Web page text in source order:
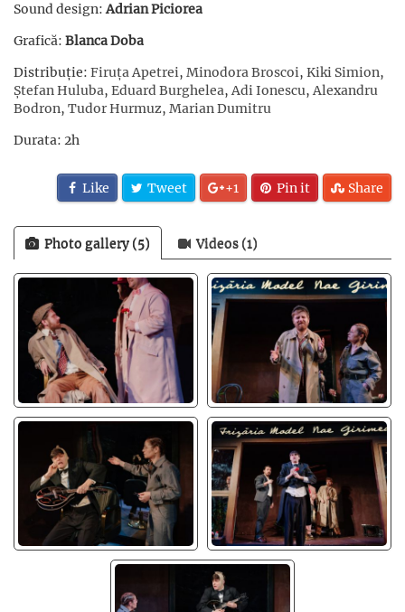
Sound design:Adrian Piciorea
Grafică: Blanca Doba
Distribuție: Firuța Apetrei, Minodora Broscoi, Kiki Simion,
Ștefan Huluba, Eduard Burghelea,Adi Ionescu,Alexandru
Bodron, Tudor Hurmuz, Marian Dumitru
Durata: 2h
Like Tweet +1 Pin it Share
Photo gallery (5) Videos (1)